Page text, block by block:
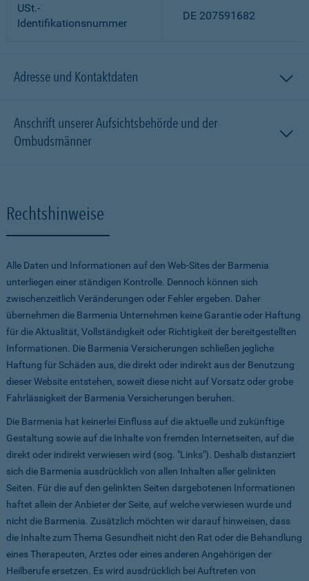
USt.-
Identifikationsnummer
DE 207591682
Adresse und Kontaktdaten
Anschrift unserer Aufsichtsbehörde und der
Ombudsmänner
Rechtshinweise
Alle Daten und Informationen auf den Web-Sites der Barmenia
unterliegen einer ständigen Kontrolle. Dennoch können sich
zwischenzeitlich Veränderungen oder Fehler ergeben. Daher
übernehmen die Barmenia Unternehmen keine Garantie oder Haftung
für die Aktualität, Vollständigkeit oder Richtigkeit der bereitgestellten
Informationen. Die Barmenia Versicherungen schließen jegliche
Haftung für Schäden aus, die direkt oder indirekt aus der Benutzung
dieser Website entstehen, soweit diese nicht auf Vorsatz oder grobe
Fahrlässigkeit der Barmenia Versicherungen beruhen.
Die Barmenia hat keinerlei Einfluss auf die aktuelle und zukünftige
Gestaltung sowie auf die Inhalte von fremden Internetseiten, auf die
direkt oder indirekt verwiesen wird (sog. "Links"). Deshalb distanziert
sich die Barmenia ausdrücklich von allen Inhalten aller gelinkten
Seiten. Für die auf den gelinkten Seiten dargebotenen Informationen
haftet allein der Anbieter der Seite, auf welche verwiesen wurde und
nicht die Barmenia. Zusätzlich möchten wir darauf hinweisen, dass
die Inhalte zum Thema Gesundheit nicht den Rat oder die Behandlung
eines Therapeuten, Arztes oder eines anderen Angehörigen der
Heilberufe ersetzen. Es wird ausdrücklich bei Auftreten von